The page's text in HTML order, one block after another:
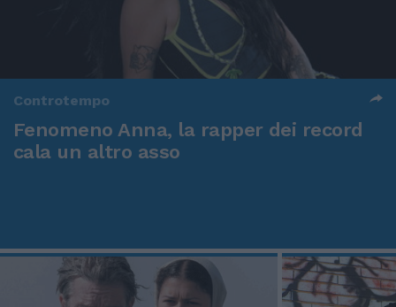
Controtempo
Fenomeno Anna, la rapper dei record
cala un altro asso